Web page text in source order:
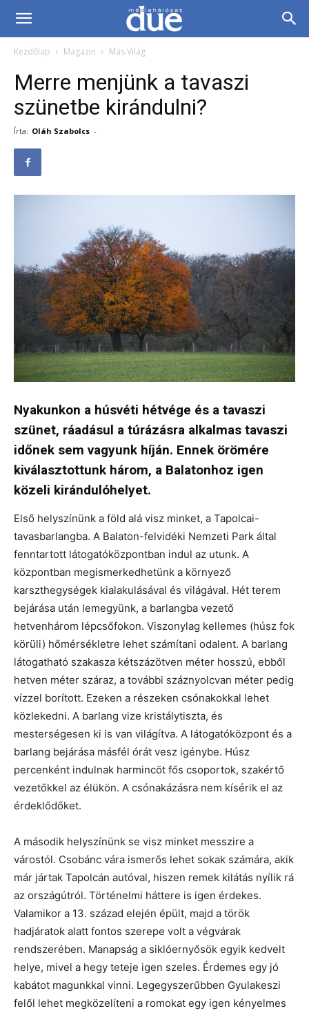
DUE
Médiahálózat…
Kezdőlap Magazin Más Világ
Merre menjünk a tavaszi
szünetbe kirándulni?
Írta: Oláh Szabolcs -
Nyakunkon a húsvéti hétvége és a tavaszi
szünet, ráadásul a túrázásra alkalmas tavaszi
időnek sem vagyunk híján. Ennek örömére
kiválasztottunk három, a Balatonhoz igen
közeli kirándulóhelyet.
Első helyszínünk a föld alá visz minket, a Tapolcai-
tavasbarlangba. A Balaton-felvidéki Nemzeti Park által
fenntartott látogatóközpontban indul az utunk. A
központban megismerkedhetünk a környező
karszthegységek kialakulásával és világával. Hét terem
bejárása után lemegyünk, a barlangba vezető
hetvenhárom lépcsőfokon. Viszonylag kellemes (húsz fok
körüli) hőmérsékletre lehet számítani odalent. A barlang
látogatható szakasza kétszázötven méter hosszú, ebből
hetven méter száraz, a további száznyolcvan méter pedig
vízzel borított. Ezeken a részeken csónakokkal lehet
közlekedni. A barlang vize kristálytiszta, és
mesterségesen ki is van világítva. A látogatóközpont és a
barlang bejárása másfél órát vesz igénybe. Húsz
percenként indulnak harmincöt fős csoportok, szakértő
vezetőkkel az élükön. A csónakázásra nem kísérik el az
érdeklődőket.
A második helyszínünk se visz minket messzire a
várostól. Csobánc vára ismerős lehet sokak számára, akik
már jártak Tapolcán autóval, hiszen remek kilátás nyílik rá
az országútról. Történelmi háttere is igen érdekes.
Valamikor a 13. század elején épült, majd a török
hadjáratok alatt fontos szerepe volt a végvárak
rendszerében. Manapság a siklóernyősök egyik kedvelt
helye, mivel a hegy teteje igen szeles. Érdemes egy jó
kabátot magunkkal vinni. Legegyszerűbben Gyulakeszi
felől lehet megközelíteni a romokat egy igen kényelmes